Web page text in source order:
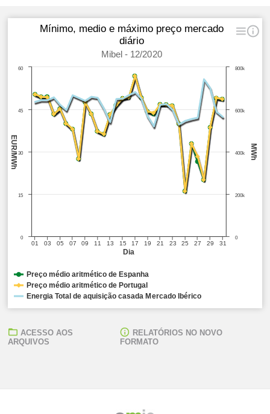
Dia
MWh
EUR/MWh
Mínimo, medio e máximo preço mercado
diário
Mibel - 12/2020
01 07 13 19 25 31
03 05 09 11 15 17 21 23 27 29
0
200k
400k
600k
800k
0
60
15
30
45
Preço médio aritmético de Espanha
Preço médio aritmético de Portugal
Energia Total de aquisição casada Mercado Ibérico
ACESSO AOS
ARQUIVOS
RELATÓRIOS NO NOVO
FORMATO